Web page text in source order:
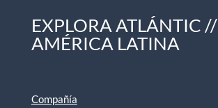
EXPLORA ATLÁNTIC //
AMÉRICA LATINA
Compañía